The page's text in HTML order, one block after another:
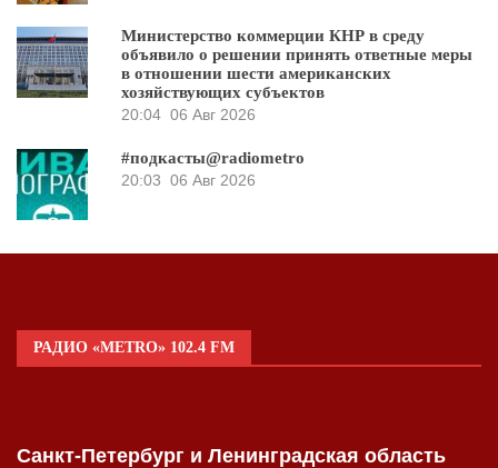
Министерство коммерции КНР в среду
объявило о решении принять ответные меры
в отношении шести американских
хозяйствующих субъектов
20:04 06 Авг 2026
#подкасты@radiometro
20:03 06 Авг 2026
РАДИО «METRO» 102.4 FM
Санкт-Петербург и Ленинградская область